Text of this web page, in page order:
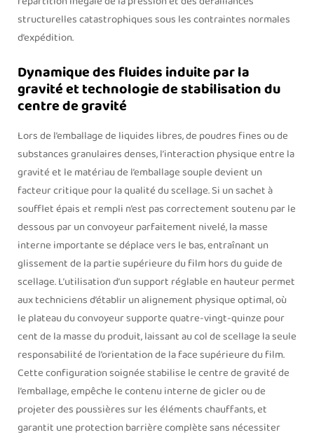
structurelles catastrophiques sous les contraintes normales
d’expédition.
Dynamique des fluides induite par la
gravité et technologie de stabilisation du
centre de gravité
Lors de l’emballage de liquides libres, de poudres fines ou de
substances granulaires denses, l’interaction physique entre la
gravité et le matériau de l’emballage souple devient un
facteur critique pour la qualité du scellage. Si un sachet à
soufflet épais et rempli n’est pas correctement soutenu par le
dessous par un convoyeur parfaitement nivelé, la masse
interne importante se déplace vers le bas, entraînant un
glissement de la partie supérieure du film hors du guide de
scellage. L’utilisation d’un support réglable en hauteur permet
aux techniciens d’établir un alignement physique optimal, où
le plateau du convoyeur supporte quatre-vingt-quinze pour
cent de la masse du produit, laissant au col de scellage la seule
responsabilité de l’orientation de la face supérieure du film.
Cette configuration soignée stabilise le centre de gravité de
l’emballage, empêche le contenu interne de gicler ou de
projeter des poussières sur les éléments chauffants, et
garantit une protection barrière complète sans nécessiter